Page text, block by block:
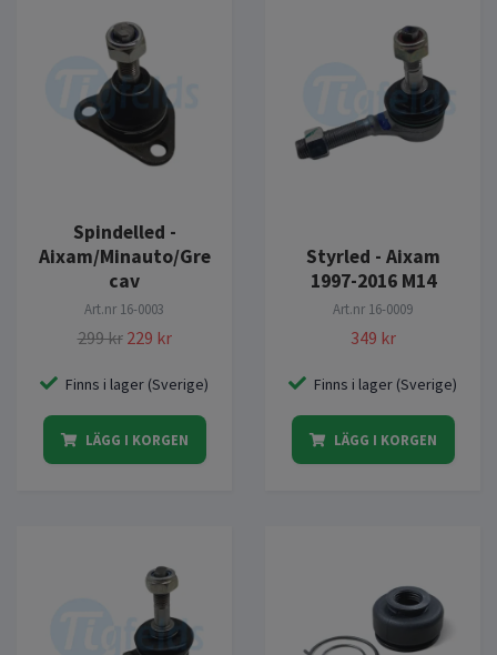
Spindelled -
Aixam/Minauto/Gre
cav
Art.nr 16-0003
299 kr 229 kr
Finns i lager (Sverige)
LÄGG I KORGEN
Styrled - Aixam
1997-2016 M14
Art.nr 16-0009
349 kr
Finns i lager (Sverige)
LÄGG I KORGEN